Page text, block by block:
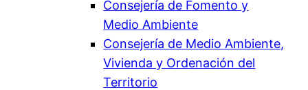
Consejería de Fomento y
Medio Ambiente
Consejería de Medio Ambiente,
Vivienda y Ordenación del
Territorio